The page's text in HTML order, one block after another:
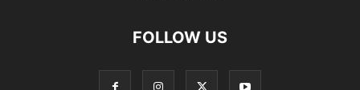
FOLLOW US